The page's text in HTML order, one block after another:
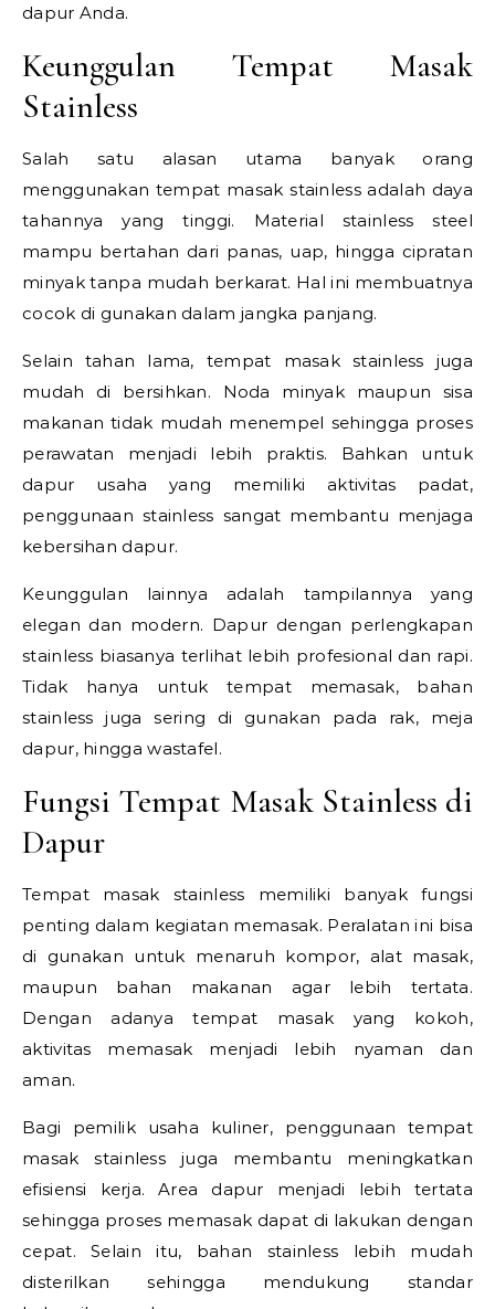
dapur Anda.
Keunggulan Tempat Masak
Stainless
Salah satu alasan utama banyak orang
menggunakan tempat masak stainless adalah daya
tahannya yang tinggi. Material stainless steel
mampu bertahan dari panas, uap, hingga cipratan
minyak tanpa mudah berkarat. Hal ini membuatnya
cocok di gunakan dalam jangka panjang.
Selain tahan lama, tempat masak stainless juga
mudah di bersihkan. Noda minyak maupun sisa
makanan tidak mudah menempel sehingga proses
perawatan menjadi lebih praktis. Bahkan untuk
dapur usaha yang memiliki aktivitas padat,
penggunaan stainless sangat membantu menjaga
kebersihan dapur.
Keunggulan lainnya adalah tampilannya yang
elegan dan modern. Dapur dengan perlengkapan
stainless biasanya terlihat lebih profesional dan rapi.
Tidak hanya untuk tempat memasak, bahan
stainless juga sering di gunakan pada rak, meja
dapur, hingga wastafel.
Fungsi Tempat Masak Stainless di
Dapur
Tempat masak stainless memiliki banyak fungsi
penting dalam kegiatan memasak. Peralatan ini bisa
di gunakan untuk menaruh kompor, alat masak,
maupun bahan makanan agar lebih tertata.
Dengan adanya tempat masak yang kokoh,
aktivitas memasak menjadi lebih nyaman dan
aman.
Bagi pemilik usaha kuliner, penggunaan tempat
masak stainless juga membantu meningkatkan
efisiensi kerja. Area dapur menjadi lebih tertata
sehingga proses memasak dapat di lakukan dengan
cepat. Selain itu, bahan stainless lebih mudah
disterilkan sehingga mendukung standar